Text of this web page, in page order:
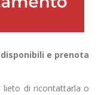
e prenota
lieto di ricontattarla o